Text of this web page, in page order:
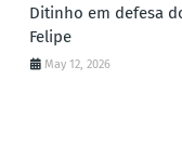
Ditinho em defesa
Felipe
May 12, 2026